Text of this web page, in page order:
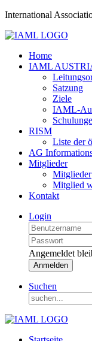
International
Home
IAML
Satzung
Ziele
IAML-
RISM
Liste der
AG
Mitglieder
Mitglieder
Mitglied
Kontakt
Login
Angemeldet
Anmelden
Suchen